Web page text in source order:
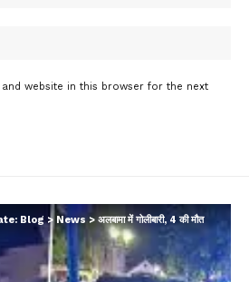
and website in this browser for the next
Blog> News > अलबामा में गोलीबारी, 4 की मौत